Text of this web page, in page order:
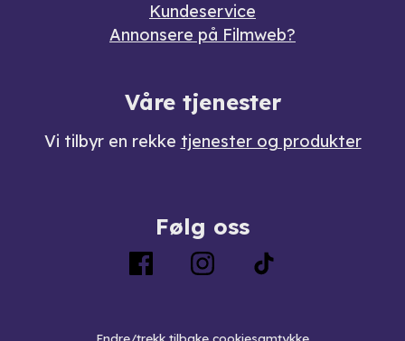
Kundeservice
Annonsere på Filmweb?
Våre tjenester
Vi tilbyr en rekke tjenester og produkter
Følg oss